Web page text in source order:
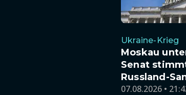
Ukraine-Krieg
Moskau
Senat
Russland-
07.08.2026 •